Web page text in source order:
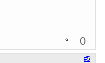
0
#5